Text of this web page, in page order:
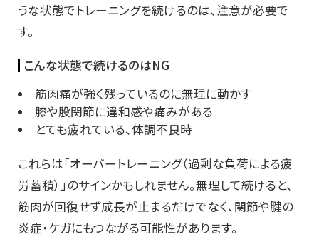
うな状態でトレーニングを続けるのは、注意が必要で
す。
こんな状態で続けるのはNG
筋肉痛が強く残っているのに無理に動かす
膝や股関節に違和感や痛みがある
とても疲れている、体調不良時
これらは「オーバートレーニング（過剰な負荷による疲
労蓄積）」のサインかもしれません。無理して続けると、
筋肉が回復せず成長が止まるだけでなく、関節や腱の
炎症・ケガにもつながる可能性があります。